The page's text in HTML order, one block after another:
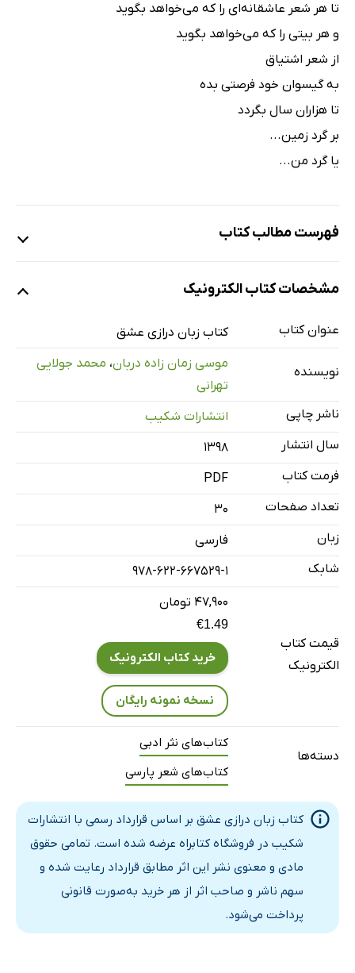
تا هر شعر عاشقانه‌ای را که می‌خواهد بگوید
و هر بیتی را که می‌خواهد بگوید
از شعر اشتیاق
به گیسوان خود فرصتی بده
تا هزاران سال بگردد
بر گرد زمین...
یا گرد من...
فهرست مطالب کتاب
زلف پریشان
شانه‌های پدر
تنهایی من
زیبایی دوست داشتن
اندوه بیش
جغرافیای عشق
سایه بتکانیم
طلوع خورشید
تو را دوست خواهم داشت
صدای کودکیمان
تا شقایق هست
نقش تو
چنانت دوست می‌دارم
انتقام از دنیا
مشخصات کتاب الکترونیک
عنوان کتاب کتاب زبان درازی عشق
نویسنده
موسی زمان زاده دربان، محمد جولایی
تهرانی
ناشر چاپی
انتشارات شکیب
سال انتشار
۱۳۹۸
فرمت کتاب
PDF
تعداد صفحات
30
زبان
فارسی
شابک
978-622-667529-1
قیمت کتاب
الکترونیک
۴۷,۹۰۰ تومان
€1.49
خرید کتاب الکترونیک
نسخه نمونه رایگان
دسته‌ها
کتاب‌های نثر ادبی
کتاب‌های شعر پارسی
کتاب زبان درازی عشق بر اساس قرارداد رسمی با انتشارات
شکیب در فروشگاه کتابراه عرضه شده است. تمامی حقوق
مادی و معنوی نشر این اثر مطابق قرارداد رعایت شده و
سهم ناشر و صاحب اثر از هر خرید به‌صورت قانونی
پرداخت می‌شود.